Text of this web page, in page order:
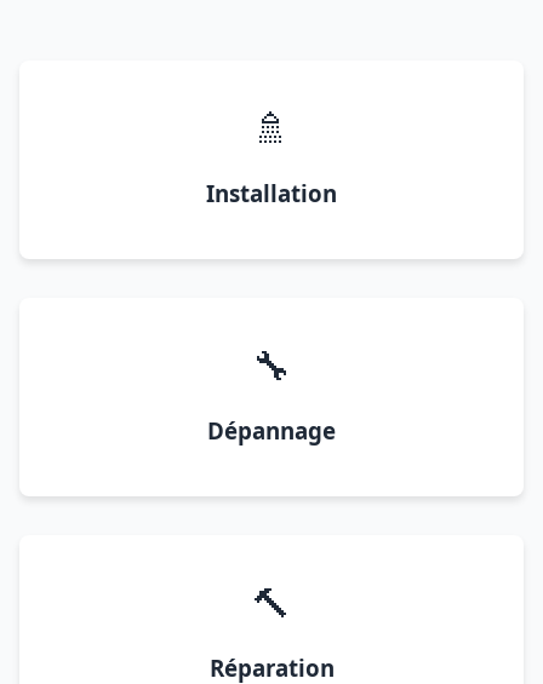
🚿
Installation
🔧
Dépannage
🔨
Réparation